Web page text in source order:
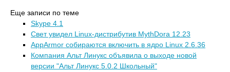
Еще записи по теме
Skype 4.1
Свет увидел Linux-дистрибутив MythDora 12.23
AppArmor собираются включить в ядро Linux 2.6.36
Компания Альт Линукс объявила о выходе новой
версии "Альт Линукс 5.0.2 Школьный"